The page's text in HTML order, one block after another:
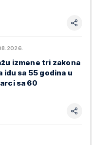
izmene tri zakona
idu sa 55 godina u
sa 60